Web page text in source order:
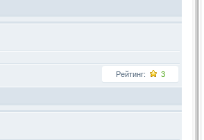
Рейтинг: 3